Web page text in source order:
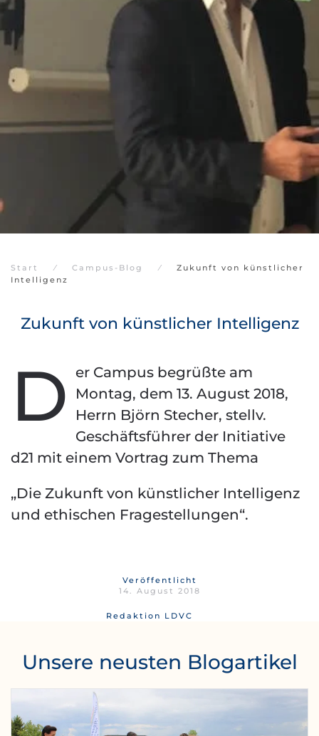
Start Campus-Blog
Zukunft von künstlicher
Intelligenz
Zukunft von künstlicher Intelligenz
D er Campus begrüßte am
Montag, dem 13. August 2018,
Herrn Björn Stecher, stellv.
Geschäftsführer der Initiative
d21 mit einem Vortrag zum Thema
„Die Zukunft von künstlicher Intelligenz
und ethischen Fragestellungen“.
Veröffentlicht
14. August 2018
Redaktion LDVC
Unsere neusten Blogartikel